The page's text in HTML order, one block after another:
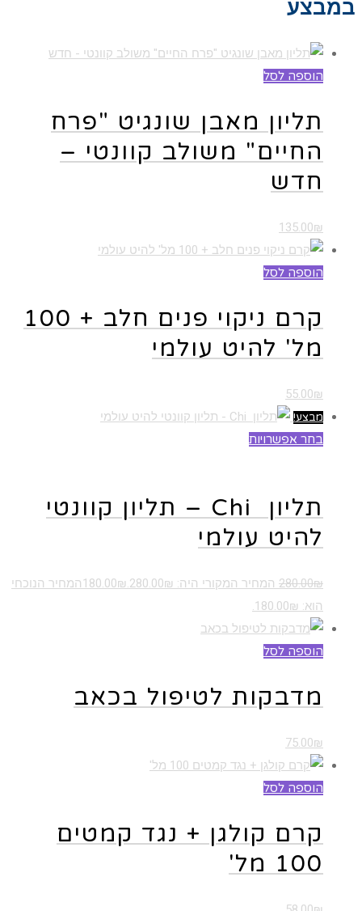
במבצע
הוספה לסל
תליון מאבן שונגיט "פרח
החיים" משולב קוונטי –
חדש
135.00₪
הוספה לסל
קרם ניקוי פנים חלב + 100
מל' להיט עולמי
55.00₪
מבצע!
בחר אפשרויות
תליון Chi – תליון קוונטי
להיט עולמי
280.00₪ המחיר המקורי היה: 280.00₪. 180.00₪
המחיר הנוכחי
הוא: 180.00₪.
הוספה לסל
מדבקות לטיפול בכאב
75.00₪
הוספה לסל
קרם קולגן + נגד קמטים
100 מל'